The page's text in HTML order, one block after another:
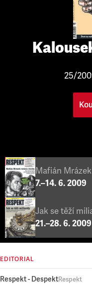
25/
Mafián
7.–14. 6. 2009
Jak se těží
21.–28. 6. 2009
EDITORIAL
Respekt - DespektRespekt